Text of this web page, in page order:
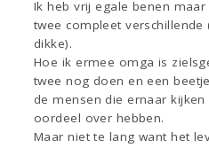
Ik heb vrij egale benen
twee compleet
dikke).
Hoe ik ermee omga is
twee nog doen en een
de mensen die ernaar
oordeel over hebben.
Maar niet te lang want het